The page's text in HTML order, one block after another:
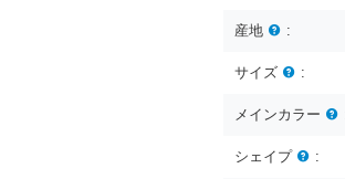
産地 :
サイズ :
メインカラー
シェイプ :